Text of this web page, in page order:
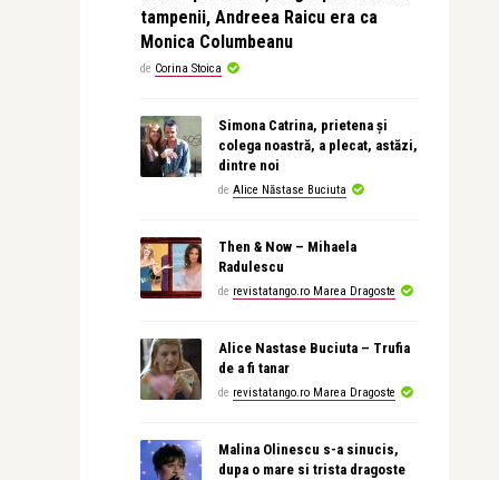
tampenii, Andreea Raicu era ca
Monica Columbeanu
de Corina Stoica
Simona Catrina, prietena și
colega noastră, a plecat, astăzi,
dintre noi
de Alice Năstase Buciuta
Then & Now – Mihaela
Radulescu
de revistatango.ro Marea Dragoste
Alice Nastase Buciuta – Trufia
de a fi tanar
de revistatango.ro Marea Dragoste
Malina Olinescu s-a sinucis,
dupa o mare si trista dragoste